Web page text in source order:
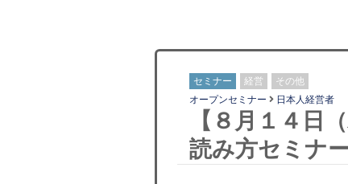
セミナー 経営 その他
オープンセミナー 日本人経営者
【８月１４日
読み方セミナ